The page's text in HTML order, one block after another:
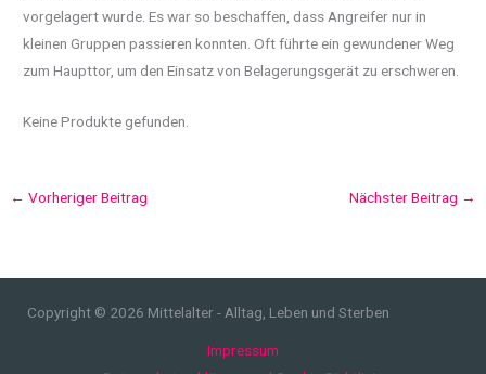
vorgelagert wurde. Es war so beschaffen, dass Angreifer nur in
kleinen Gruppen passieren konnten. Oft führte ein gewundener Weg
zum Haupttor, um den Einsatz von Belagerungsgerät zu erschweren.
Keine Produkte gefunden.
← Vorheriger Beitrag Nächster Beitrag →
Copyright © 2026 Mittelalter - Alltag, Leben und Sterben
Impressum